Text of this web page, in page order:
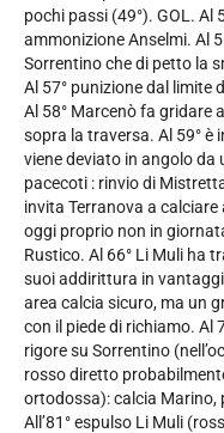
pochi passi (49°). GOL. Al
ammonizione Anselmi. Al
Sorrentino che di petto la
Al 57° punizione dal limite
Al 58° Marcenò fa gridare
sopra la traversa. Al 59° è
viene deviato in angolo da
pacecoti : rinvio di
invita Terranova a
oggi proprio non in
Rustico. Al 66° Li Muli ha
suoi addirittura in
area calcia sicuro, ma un
con il piede di richiamo. Al
rigore su Sorrentino
rosso diretto
ortodossa): calcia Marino,
All’81° espulso Li Muli